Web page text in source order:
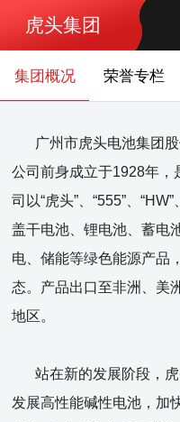
虎头集团
集团概况 荣誉专栏
广州市虎头电池集团
公司前身成立于1928年，
司以“虎头”、“555”、
盖干电池、锂电池、蓄电
电、储能等绿色能源产品
态。产品出口至非洲、美
地区。
站在新的发展阶段，
发展高性能碱性电池，加